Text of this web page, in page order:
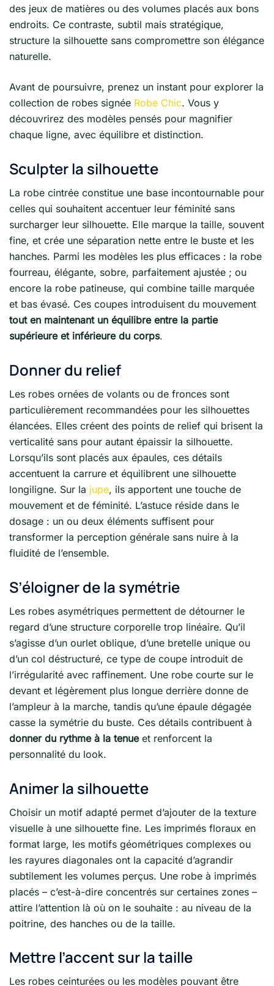
des jeux de matières ou des volumes placés aux bons
endroits. Ce contraste, subtil mais stratégique,
structure la silhouette sans compromettre son élégance
naturelle.
Avant de poursuivre, prenez un instant pour explorer la
collection de robes signée Robe Chic. Vous y
découvrirez des modèles pensés pour magnifier
chaque ligne, avec équilibre et distinction.
Sculpter la silhouette
La robe cintrée constitue une base incontournable pour
celles qui souhaitent accentuer leur féminité sans
surcharger leur silhouette. Elle marque la taille, souvent
fine, et crée une séparation nette entre le buste et les
hanches. Parmi les modèles les plus efficaces : la robe
fourreau, élégante, sobre, parfaitement ajustée ; ou
encore la robe patineuse, qui combine taille marquée
et bas évasé. Ces coupes introduisent du mouvement
tout en maintenant un équilibre entre la partie
supérieure et inférieure du corps.
Donner du relief
Les robes ornées de volants ou de fronces sont
particulièrement recommandées pour les silhouettes
élancées. Elles créent des points de relief qui brisent la
verticalité sans pour autant épaissir la silhouette.
Lorsqu’ils sont placés aux épaules, ces détails
accentuent la carrure et équilibrent une silhouette
longiligne. Sur la jupe, ils apportent une touche de
mouvement et de féminité. L’astuce réside dans le
dosage : un ou deux éléments suffisent pour
transformer la perception générale sans nuire à la
fluidité de l’ensemble.
S’éloigner de la symétrie
Les robes asymétriques permettent de détourner le
regard d’une structure corporelle trop linéaire. Qu’il
s’agisse d’un ourlet oblique, d’une bretelle unique ou
d’un col déstructuré, ce type de coupe introduit de
l’irrégularité avec raffinement. Une robe courte sur le
devant et légèrement plus longue derrière donne de
l’ampleur à la marche, tandis qu’une épaule dégagée
casse la symétrie du buste. Ces détails contribuent à
donner du rythme à la tenueet renforcent la
personnalité du look.
Animer la silhouette
Choisir un motif adapté permet d’ajouter de la texture
visuelle à une silhouette fine. Les imprimés floraux en
format large, les motifs géométriques complexes ou
les rayures diagonales ont la capacité d’agrandir
subtilement les volumes perçus. Une robe à imprimés
placés – c’est-à-dire concentrés sur certaines zones –
attire l’attention là où on le souhaite : au niveau de la
poitrine, des hanches ou de la taille.
Mettre l’accent sur la taille
Les robes ceinturées ou les modèles pouvant être